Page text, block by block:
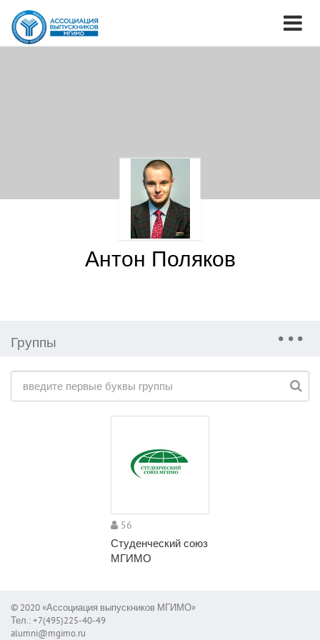
Антон Поляков
Группы
56
Студенческий союз
МГИМО
© 2020 «Ассоциация выпускников МГИМО»
Тел.: +7(495)225-40-49
alumni@mgimo.ru